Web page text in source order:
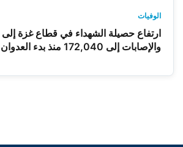
الوفيات
والإصابات إلى 172,040 منذ بدء العدوان